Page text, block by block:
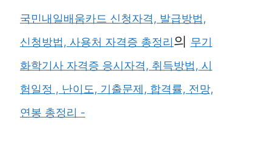
국민내일배움카드 신청자격, 발급방법,
신청방법, 사용처 자격증 총정리의 무기
화학기사 자격증 응시자격, 취득방법, 시
험일정 , 난이도, 기출문제, 합격률, 전망,
연봉 총정리 -